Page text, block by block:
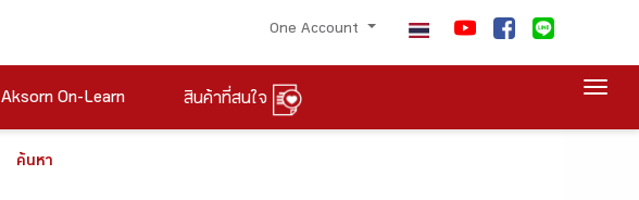
One Account
Aksorn On-Learn สินค้าที่สนใจ
ค้นหา